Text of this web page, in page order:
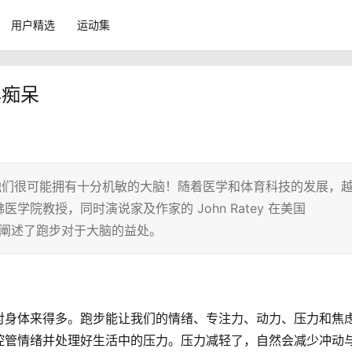
用户精选 运动集
呆
很可能拥有十分机敏的大脑！随着医学和体育科技的发展，
学院教授，同时演说家及作家的 John Ratey 在美国
述了跑步对于大脑的益处。
体来得多。跑步能让我们的情绪、专注力、动力、压力和焦
情绪并处理好生活中的压力。压力减轻了，自然会减少冲动